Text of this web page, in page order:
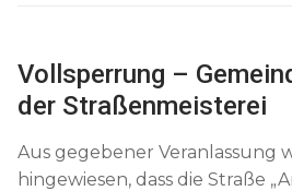
Vollsperrung –
der Straßenmeisterei
Aus gegebener Veranlassung
hingewiesen, dass die Straße